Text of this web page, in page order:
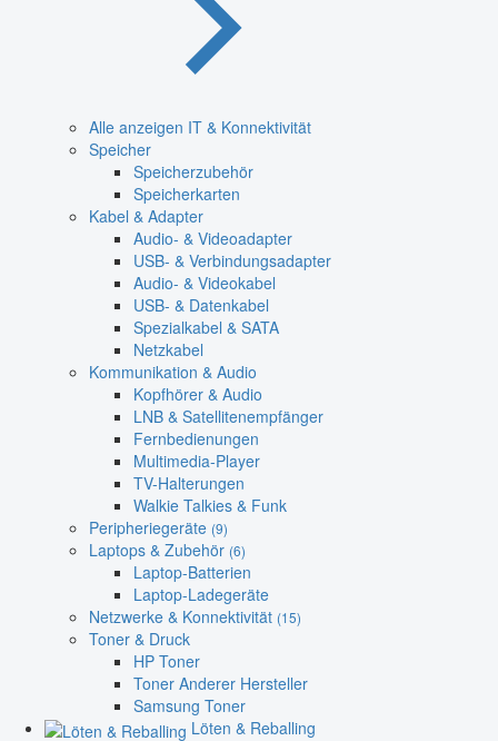
Alle anzeigen IT & Konnektivität
Speicher
Speicherzubehör
Speicherkarten
Kabel & Adapter
Audio- & Videoadapter
USB- & Verbindungsadapter
Audio- & Videokabel
USB- & Datenkabel
Spezialkabel & SATA
Netzkabel
Kommunikation & Audio
Kopfhörer & Audio
LNB & Satellitenempfänger
Fernbedienungen
Multimedia-Player
TV-Halterungen
Walkie Talkies & Funk
Peripheriegeräte (9)
Laptops & Zubehör (6)
Laptop-Batterien
Laptop-Ladegeräte
Netzwerke & Konnektivität (15)
Toner & Druck
HP Toner
Toner Anderer Hersteller
Samsung Toner
Löten & Reballing